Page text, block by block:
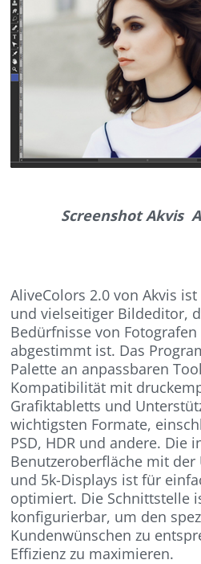
Screenshot Akvis
AliveColors 2.0 von Akvis
und vielseitiger Bildeditor,
Bedürfnisse von
abgestimmt ist. Das
Palette an anpassbaren
Kompatibilität mit
Grafiktabletts und
wichtigsten Formate,
PSD, HDR und andere. Die
Benutzeroberfläche mit
und 5k-Displays ist für
optimiert. Die Schnittstelle
konfigurierbar, um den
Kundenwünschen zu
Effizienz zu maximieren.